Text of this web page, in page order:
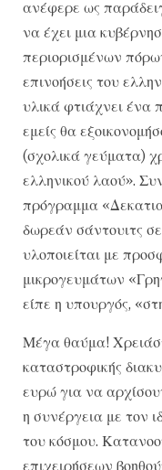
ανέφερε ως
να έχει μια
περιορισμένων
επινοήσεις του
υλικά φτιάχνει ένα
εμείς θα
(σχολικά γεύματα)
ελληνικού λαού».
πρόγραμμα
δωρεάν σάντουιτς
υλοποιείται με
μικρογευμάτων
είπε η υπουργός,
Μέγα θαύμα!
καταστροφικής
ευρώ για να
η συνέργεια με τον
του κόσμου.
επιχειρήσεων